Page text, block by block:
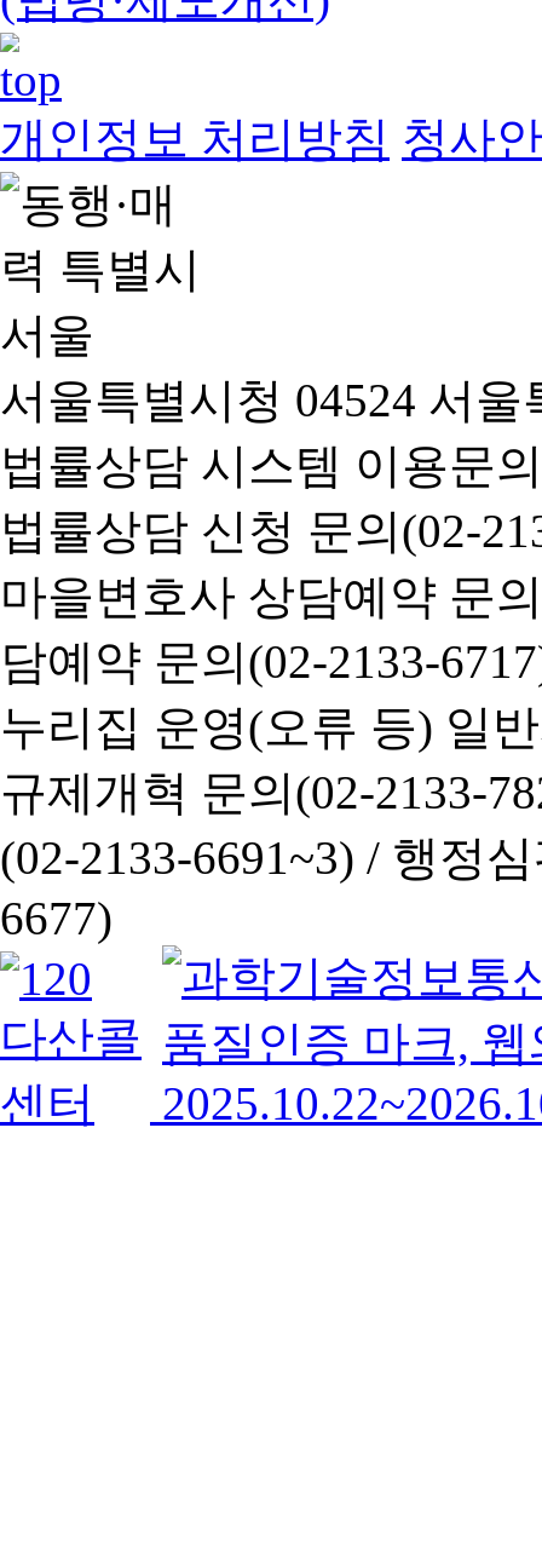
개인정보 처리방침 청사
서울특별시청 04524 서
법률상담 시스템 이용문
법률상담 신청 문의(02-
마을변호사 상담예약 문
담예약 문의(02-2133-
누리집 운영(오류 등) 일
규제개혁 문의(02-2133-
(02-2133-6691~3) / 행정심
6677)